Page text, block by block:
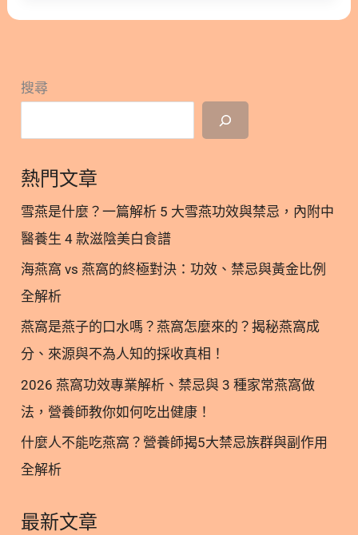
錄 : 顯示/隱藏 1. 孕哺期能補充磷蝦油嗎？ 1.1. 磷蝦
｜降低過敏性疾病和氣喘風險 2.3. 磷蝦油｜膽鹼提高
孩童注意力、認知及學業成績 3. 孕哺期怎麼吃磷蝦
油？ 3.1. 磷蝦油食用劑量 3.2. 磷蝦油要吃多少 3.3.
品！ 5. 更多閱讀 6. 參考文獻 1. 孕哺期能補充磷蝦油
嗎？ 1.1. 磷蝦油特殊成分 磷蝦油萃取自純淨南極海
層，生物累積毒性危害小。而磷蝦所萃取出的磷蝦
油，富含有孕哺期最需要的天然4種營養成分：磷脂
型Omega-3(含DHA、EPA)、膽鹼(嬰幼兒大腦發育所
脂的特殊結構能幫助磷蝦油中的Omega-3和其他營養
素快速進入細胞中，提高整體生物利用率。所以這也
是為什麼磷蝦油效果如此好的原因。 1.2. 磷蝦油安全
性 根據 2014 年發表於 Toxicology Reports 的研究
人類劑量的24-48倍，結果未觀察到任何明顯毒性或
有害反應，推測磷蝦油具有高度安全性。且根據美國
Recognized as Safe) 認證(2)，表示其被認為安全且
搜尋
熱門文章
雪燕是什麼？一篇解析 5 大雪燕功效與禁忌，內附中
醫養生 4 款滋陰美白食譜
海燕窩 vs 燕窩的終極對決：功效、禁忌與黃金比例
全解析
燕窩是燕子的口水嗎？燕窩怎麼來的？揭秘燕窩成
分、來源與不為人知的採收真相！
2026 燕窩功效專業解析、禁忌與 3 種家常燕窩做
法，營養師教你如何吃出健康！
什麼人不能吃燕窩？營養師揭5大禁忌族群與副作用
全解析
最新文章